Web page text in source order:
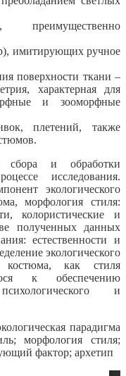
преимущественно
имитирующих ручное
поверхности ткани –
характерная для
и зооморфные
плетений, также
сбора и обработки
исследования.
экологического
морфология стиля:
колористические и
полученных данных
естественности и
экологического
костюма, как стиля
к обеспечению
и
парадигма
морфология стиля;
фактор; архетип